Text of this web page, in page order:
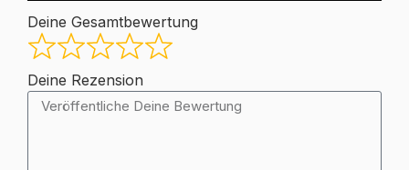
Deine Gesamtbewertung
Deine Rezension